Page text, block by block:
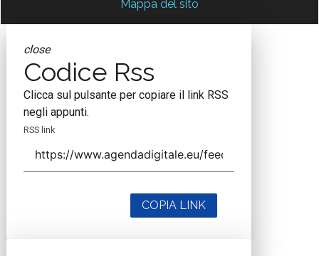
Mappa del sito
close
Codice Rss
Clicca sul pulsante per copiare il link RSS
negli appunti.
RSS link
COPIA LINK